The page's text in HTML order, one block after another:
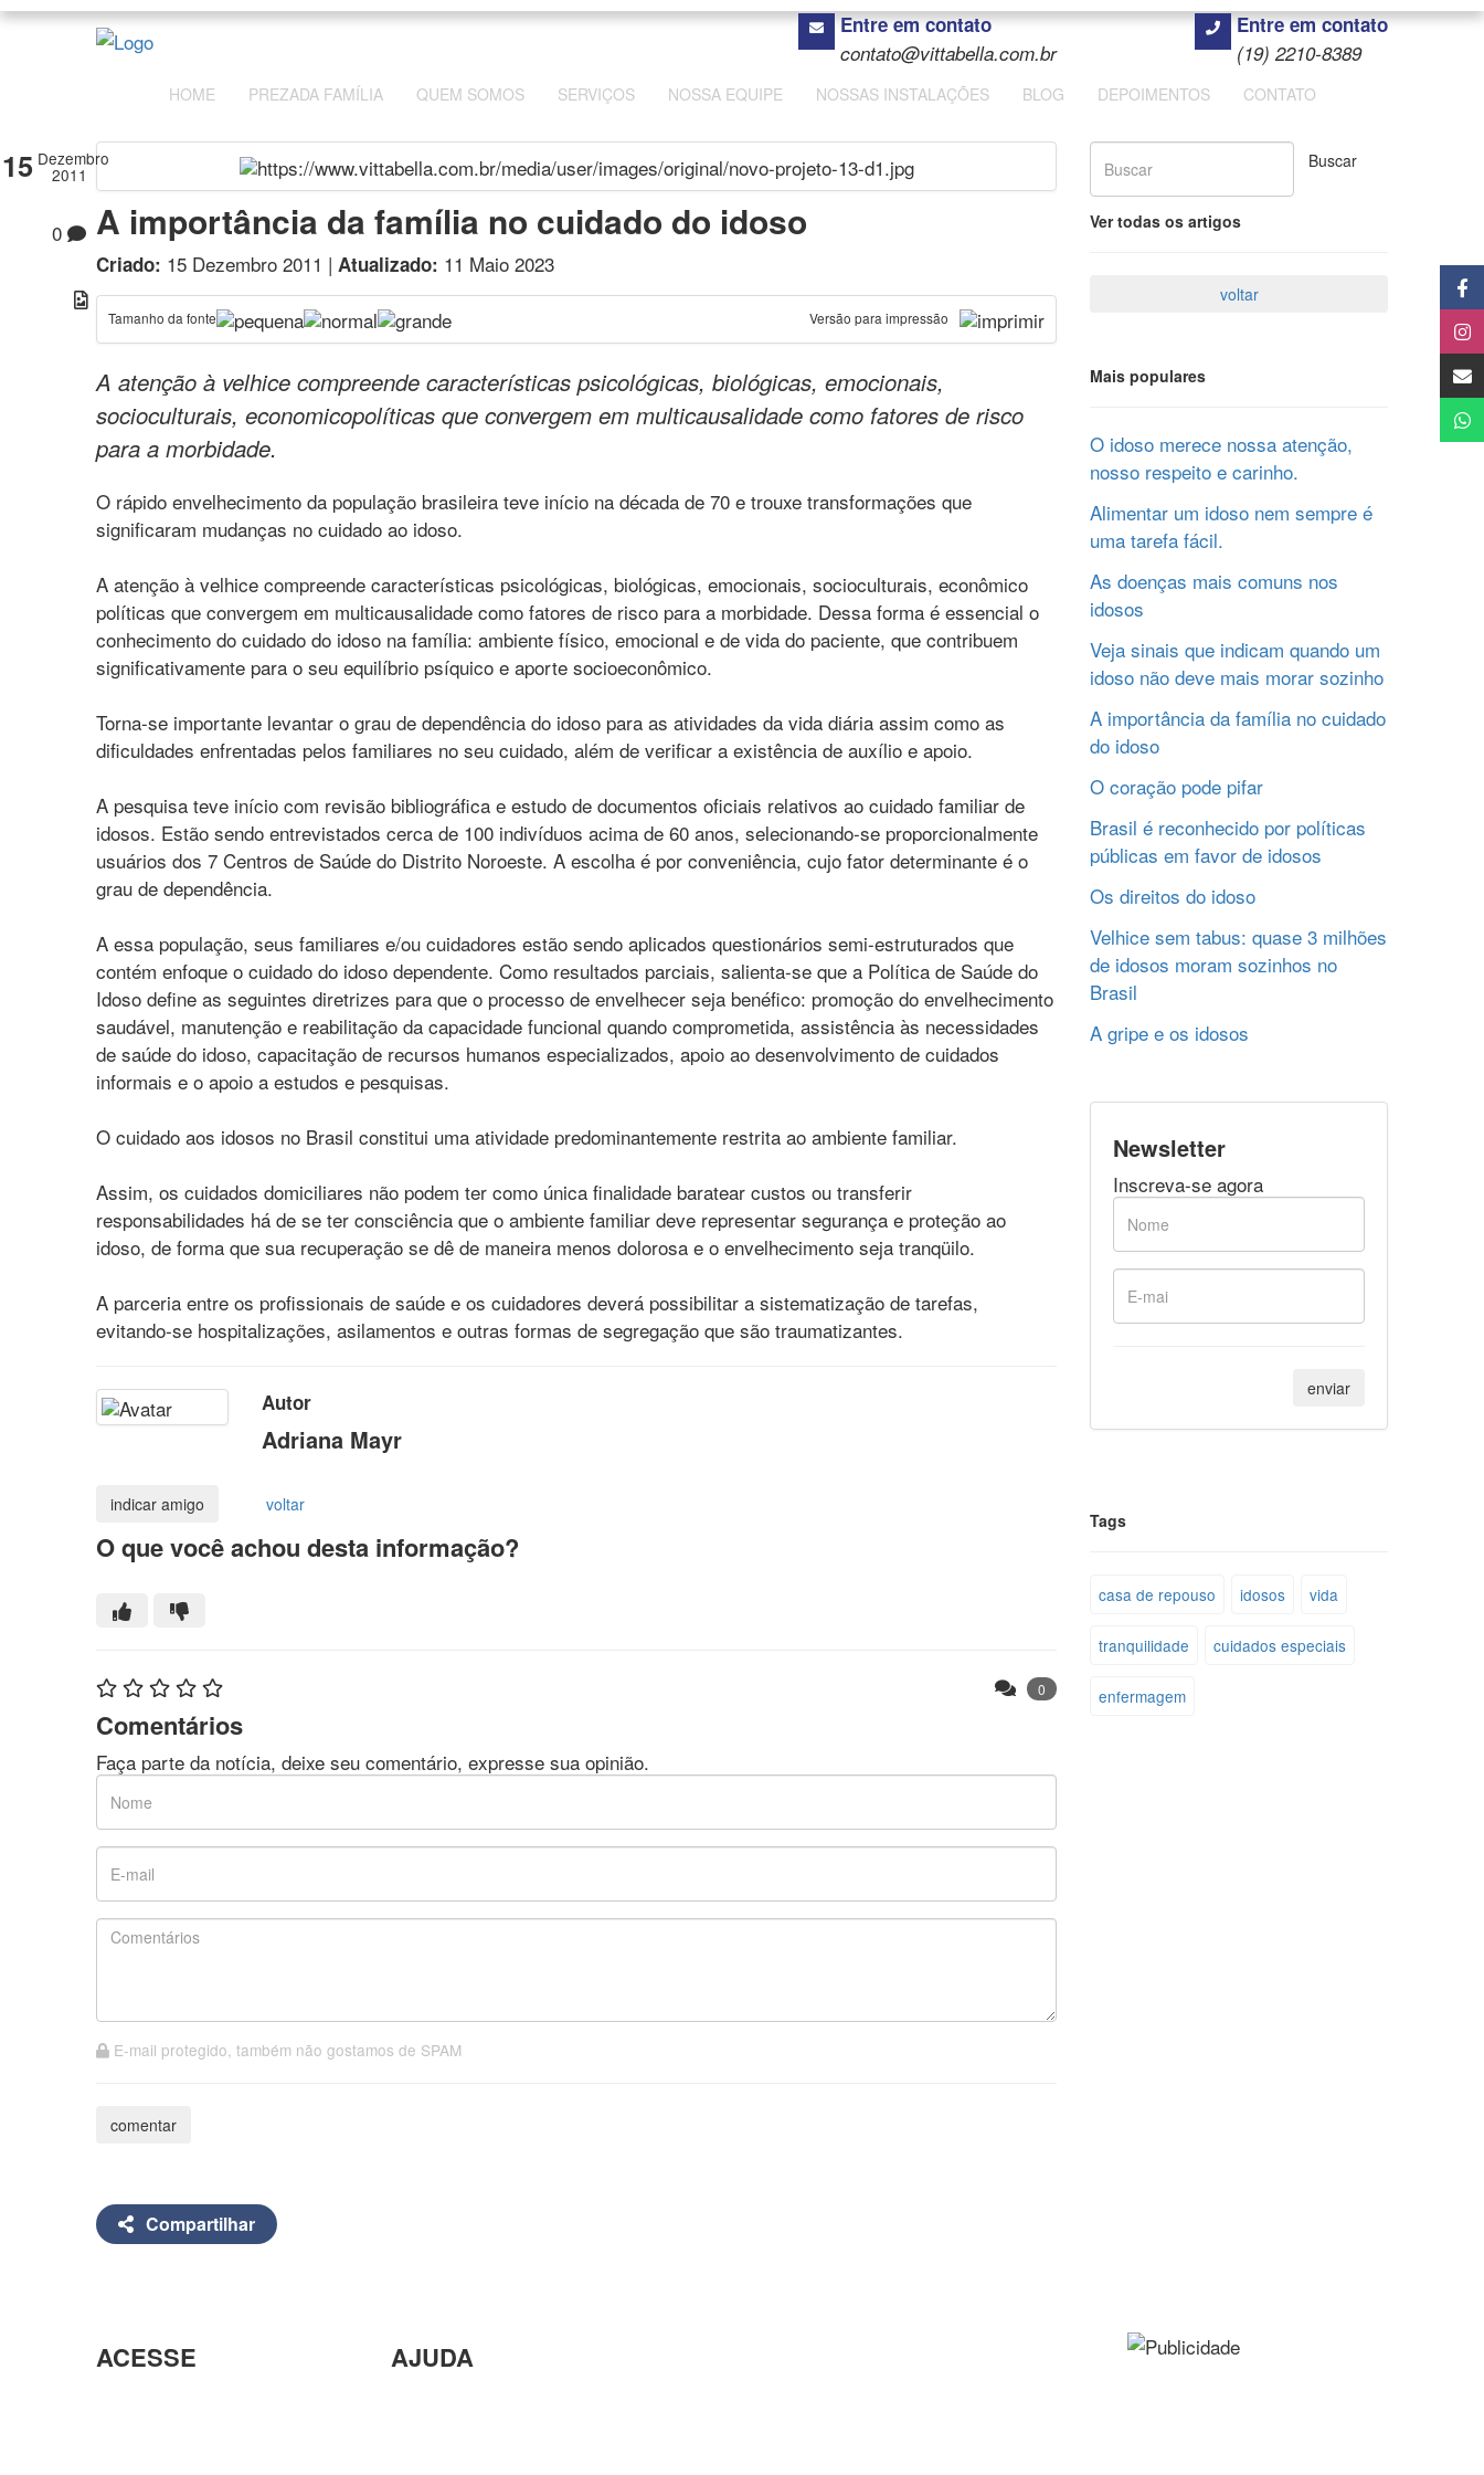
Entre em contato
contato@vittabella.com.br
Entre em contato
(19) 2210-8389
HOME PREZADA FAMÍLIA QUEM SOMOS SERVIÇOS NOSSA EQUIPE NOSSAS INSTALAÇÕES BLOG DEPOIMENTOS CONTATO
15 Dezembro
2011
0 A importância da família no cuidado do idoso
Criado: 15 Dezembro 2011 | Atualizado: 11 Maio 2023
Tamanho da fonte Versão para impressão
A atenção à velhice compreende características psicológicas, biológicas, emocionais,
socioculturais, economicopolíticas que convergem em multicausalidade como fatores de risco
para a morbidade.
O rápido envelhecimento da população brasileira teve início na década de 70 e trouxe transformações que
significaram mudanças no cuidado ao idoso.
A atenção à velhice compreende características psicológicas, biológicas, emocionais, socioculturais, econômico
políticas que convergem em multicausalidade como fatores de risco para a morbidade. Dessa forma é essencial o
conhecimento do cuidado do idoso na família: ambiente físico, emocional e de vida do paciente, que contribuem
significativamente para o seu equilíbrio psíquico e aporte socioeconômico.
Torna-se importante levantar o grau de dependência do idoso para as atividades da vida diária assim como as
dificuldades enfrentadas pelos familiares no seu cuidado, além de verificar a existência de auxílio e apoio.
A pesquisa teve início com revisão bibliográfica e estudo de documentos oficiais relativos ao cuidado familiar de
idosos. Estão sendo entrevistados cerca de 100 indivíduos acima de 60 anos, selecionando-se proporcionalmente
usuários dos 7 Centros de Saúde do Distrito Noroeste. A escolha é por conveniência, cujo fator determinante é o
grau de dependência.
A essa população, seus familiares e/ou cuidadores estão sendo aplicados questionários semi-estruturados que
contém enfoque o cuidado do idoso dependente. Como resultados parciais, salienta-se que a Política de Saúde do
Idoso define as seguintes diretrizes para que o processo de envelhecer seja benéfico: promoção do envelhecimento
saudável, manutenção e reabilitação da capacidade funcional quando comprometida, assistência às necessidades
de saúde do idoso, capacitação de recursos humanos especializados, apoio ao desenvolvimento de cuidados
informais e o apoio a estudos e pesquisas.
O cuidado aos idosos no Brasil constitui uma atividade predominantemente restrita ao ambiente familiar.
Assim, os cuidados domiciliares não podem ter como única finalidade baratear custos ou transferir
responsabilidades há de se ter consciência que o ambiente familiar deve representar segurança e proteção ao
idoso, de forma que sua recuperação se dê de maneira menos dolorosa e o envelhecimento seja tranqüilo.
A parceria entre os profissionais de saúde e os cuidadores deverá possibilitar a sistematização de tarefas,
evitando-se hospitalizações, asilamentos e outras formas de segregação que são traumatizantes.
Autor
Adriana Mayr
voltar
O que você achou desta informação?
0
Comentários
Faça parte da notícia, deixe seu comentário, expresse sua opinião.
E-mail protegido, também não gostamos de SPAM
Ver todas os artigos
Mais populares
O idoso merece nossa atenção,
nosso respeito e carinho.
Alimentar um idoso nem sempre é
uma tarefa fácil.
As doenças mais comuns nos
idosos
Veja sinais que indicam quando um
idoso não deve mais morar sozinho
A importância da família no cuidado
do idoso
O coração pode pifar
Brasil é reconhecido por políticas
públicas em favor de idosos
Os direitos do idoso
Velhice sem tabus: quase 3 milhões
de idosos moram sozinhos no
Brasil
A gripe e os idosos
Newsletter
Inscreva-se agora
Tags
casa de repouso idosos vida
tranquilidade cuidados especiais
enfermagem
Compartilhar
ACESSE AJUDA